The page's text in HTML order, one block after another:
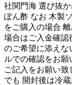
社関門海 選び抜
ぽん酢 なお 木製
をご購入の場合
場合はご入金確認
のご希望に添えな
ルでの確認をお
ご記入をお願い致
でも 開封後は冷